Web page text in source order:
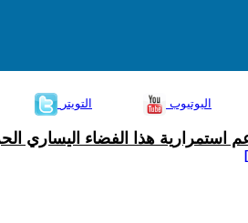
التويتر اليوتيوب
استمرارية هذا الفضاء اليساري